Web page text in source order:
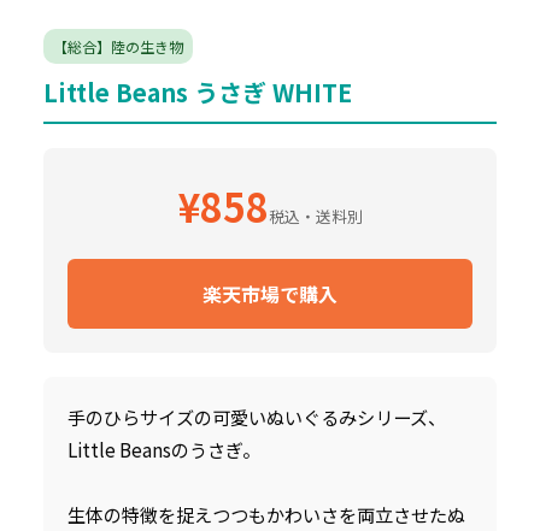
【総合】陸の生き物
Little Beans うさぎ WHITE
¥858税込・送料別
楽天市場で購入
手のひらサイズの可愛いぬいぐるみシリーズ、
Little Beansのうさぎ。
生体の特徴を捉えつつもかわいさを両立させたぬ